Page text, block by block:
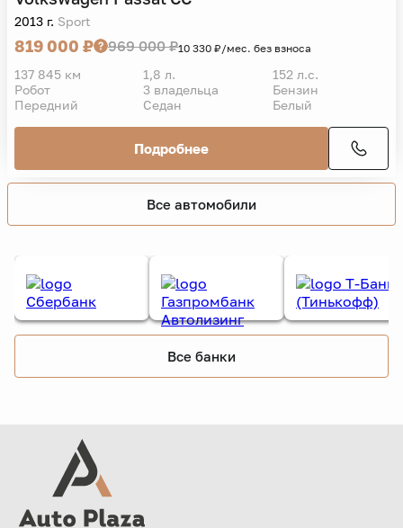
2013 г. Sport
819 000 ₽ 969 000 ₽10 330 ₽/мес. без взноса
137 845 км 1,8 л.
152 л.с.
Робот
3 владельца
Бензин
Передний
Седан Белый
Подробнее
Все автомобили
Все банки